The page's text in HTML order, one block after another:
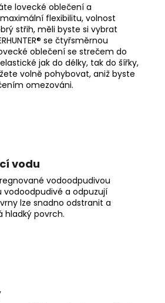
lovecké oblečení a
flexibilitu, volnost
střih, měli byste si vybrat
se čtyřsměrnou
oblečení se strečem do
jak do délky, tak do šířky,
volně pohybovat, aniž byste
omezováni.
vodu
vodoodpudivou
vodoodpudivé a odpuzují
lze snadno odstranit a
hladký povrch.